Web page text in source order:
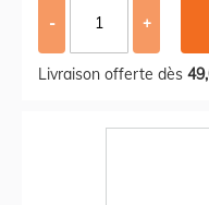
- +
Livraison offerte dès